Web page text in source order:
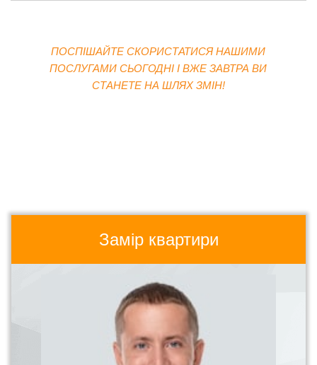
ПОСПІШАЙТЕ СКОРИСТАТИСЯ НАШИМИ
ПОСЛУГАМИ СЬОГОДНІ І ВЖЕ ЗАВТРА ВИ
СТАНЕТЕ НА ШЛЯХ ЗМІН!
Замір квартири